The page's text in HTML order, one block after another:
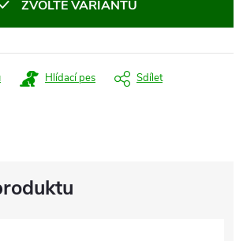
ZVOLTE VARIANTU
Hlídací pes Sdílet